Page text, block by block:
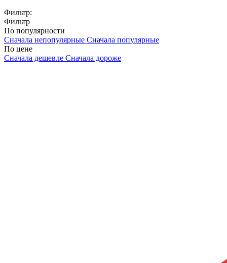
Фильтр:
Фильтр
По популярности
Сначала непопулярные Сначала популярные
По цене
Сначала дешевле Сначала дороже